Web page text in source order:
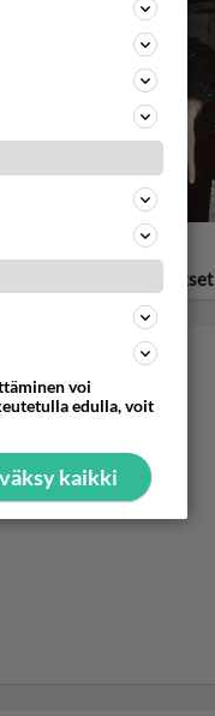
Ritari Ässä ja
KITT pelastivat
ja löylyttivät pahikset
voi
edulla, voit
kaikki